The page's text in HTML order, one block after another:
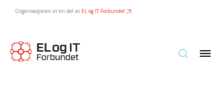
Organisasjonen er en del av EL og IT Forbundet